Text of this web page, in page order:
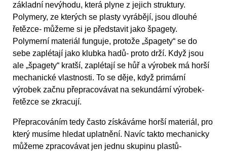
základní nevýhodu, která plyne z jejich struktury.
Polymery, ze kterých se plasty vyrábějí, jsou dlouhé
řetězce- můžeme si je představit jako špagety.
Polymerní materiál funguje, protože „špagety“ se do
sebe zaplétají jako klubka hadů- proto drží. Když jsou
ale „špagety“ kratší, zaplétají se hůř a výrobek má horší
mechanické vlastnosti. To se děje, když primární
výrobek začnu přepracovávat na sekundární výrobek-
řetězce se zkracují.
Přepracováním tedy často získáváme horší materiál, pro
který musíme hledat uplatnění. Navíc takto mechanicky
můžeme zpracovávat jen jednu skupinu plastů-